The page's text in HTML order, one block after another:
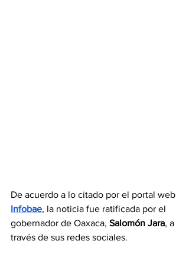
De acuerdo a lo citado por el portal web
Infobae, la noticia fue ratificada por el
gobernador de Oaxaca, Salomón Jara, a
través de sus redes sociales.